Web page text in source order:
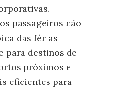
passageiros não
das férias
para destinos de
próximos e
eficientes para